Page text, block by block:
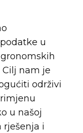
u
nam je
održivi
u našoj
rješenja i